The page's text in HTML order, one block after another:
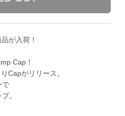
が入荷！
Cap！
Capがリリース。
で
。